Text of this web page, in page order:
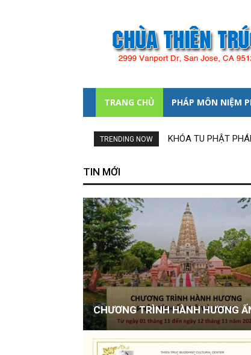
Thiên
Trúc
TRANG CHỦ PHÁP MÔN NIỆM
TRENDING NOW KHÓA TU PHẬT
TIN MỚI
CHƯƠNG TRÌNH HÀNH HƯƠNG